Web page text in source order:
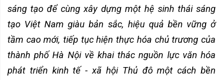
sáng tạo để cùng xây dựng một hệ sinh thái sáng
tạo Việt Nam giàu bản sắc, hiệu quả bền vững ở
tầm cao mới, tiếp tục hiện thực hóa chủ trương của
thành phố Hà Nội về khai thác nguồn lực văn hóa
phát triển kinh tế - xã hội Thủ đô một cách bền